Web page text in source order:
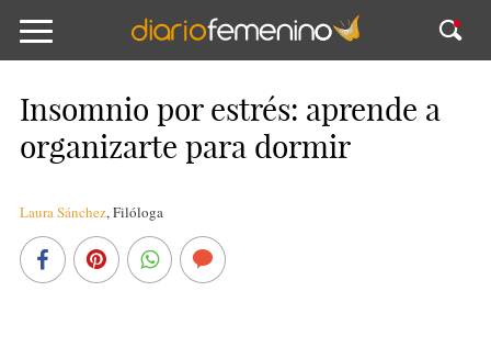
Insomnio por estrés: aprende a
organizarte para dormir
Laura Sánchez,Filóloga